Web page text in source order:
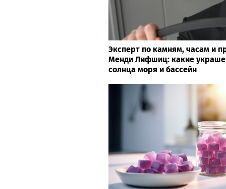
Эксперт по камням, часам и
Менди Лифшиц: какие
солнца моря и бассейн